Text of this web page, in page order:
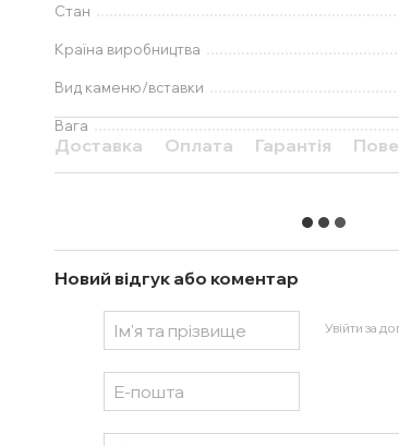
Стан
Країна виробництва
Вид каменю/вставки
Вага
Доставка Оплата Гарантія
Новий відгук або коментар
Увійти за